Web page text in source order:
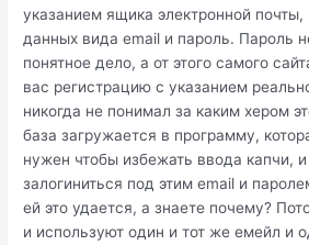
указанием ящика электронной
данных вида email и пароль. Пароль
понятное дело, а от этого самого
вас регистрацию с указанием
никогда не понимал за каким хером
база загружается в программу,
нужен чтобы избежать ввода капчи,
залогиниться под этим email и
ей это удается, а знаете почему?
и используют один и тот же емейл и